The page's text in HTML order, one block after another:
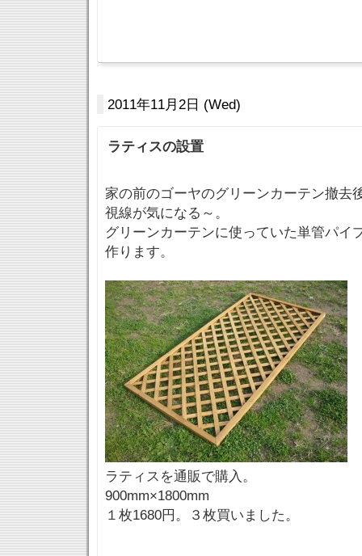
2011年11月2日 (Wed)
ラティスの設置
家の前のゴーヤのグリーンカーテン撤去
視線が気になる～。
グリーンカーテンに使っていた単管パイ
作ります。
ラティスを通販で購入。
900mm×1800mm
１枚1680円。３枚買いました。